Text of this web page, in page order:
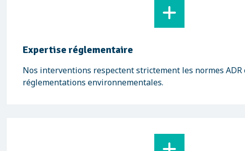
Expertise réglementaire
Nos interventions respectent strictement les normes ADR
réglementations environnementales.